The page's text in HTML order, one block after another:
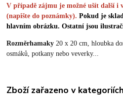
V případě zájmu je možné ušít další i
(napište do poznámky).Pokud je
hlavním obrázku. Ostatní jsou
Rozměrhamaky 20 x 20 cm, hloubka
osmáků, potkany nebo veverky...
Zboží zařazeno v kategoriích